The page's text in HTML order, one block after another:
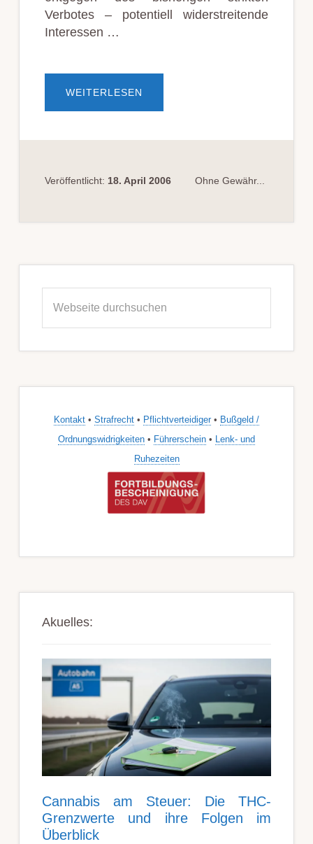
Verbotes – potentiell widerstreitende
Interessen …
WEITERLESEN
WIDERSTREITENDEN
ZUM
NEU
Veröffentlicht: 18. April 2006 Ohne Gewähr...
Kontakt • Strafrecht • Pflichtverteidiger • Bußgeld /
Ordnungswidrigkeiten • Führerschein •
Lenk- und
Ruhezeiten
Akuelles:
Can­nabis am Steu­er: Die THC-
Grenz­werte und ihre Folgen im
Über­blick